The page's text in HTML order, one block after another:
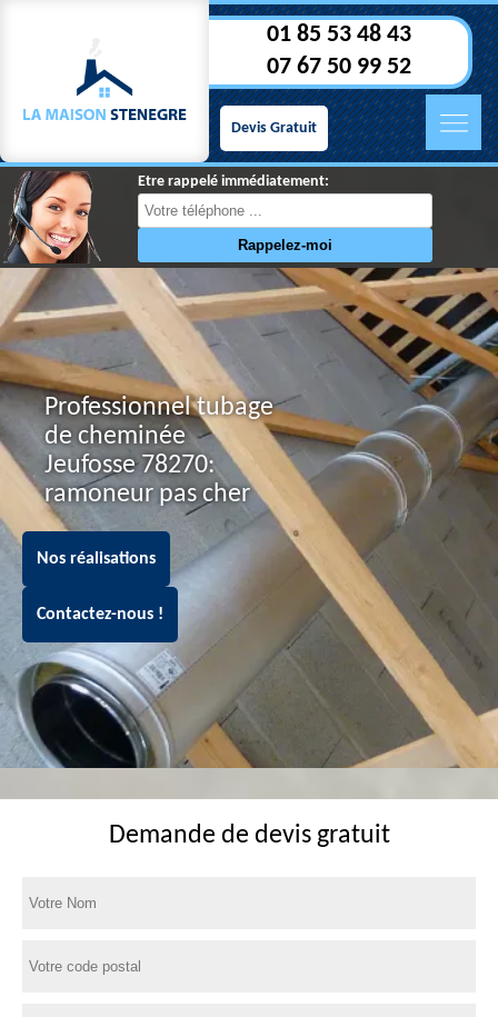
01 85 53 48 43
07 67 50 99 52
Devis Gratuit
Etre rappelé immédiatement:
Professionnel tubage
de cheminée
Jeufosse 78270:
ramoneur pas cher
Nos réalisations
Contactez-nous !
Demande de devis gratuit